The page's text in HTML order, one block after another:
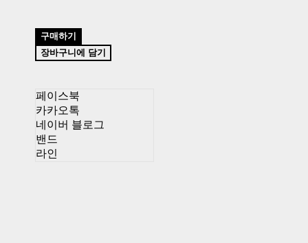
구매하기
장바구니에 담기
페이스북
카카오톡
네이버 블로그
밴드
라인